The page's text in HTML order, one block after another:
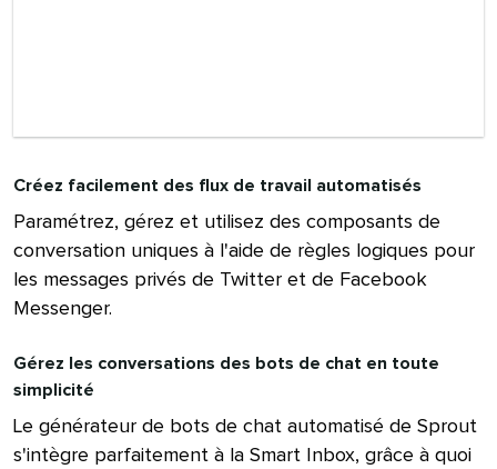
Créez facilement des flux de travail automatisés​​
Paramétrez, gérez et utilisez des composants de
conversation uniques à l'aide de règles logiques pour
les messages privés de Twitter et de Facebook
Messenger.​​
Gérez les conversations des bots de chat en toute
simplicité​​
Le générateur de bots de chat automatisé de Sprout
s'intègre parfaitement à la Smart Inbox, grâce à quoi